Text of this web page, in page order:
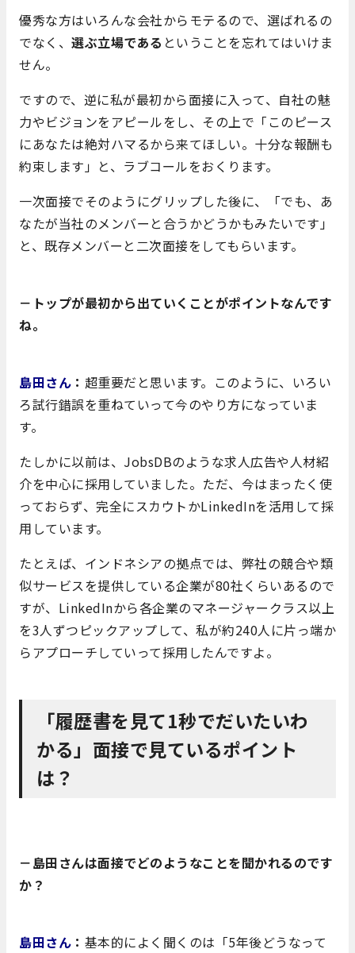
優秀な方はいろんな会社からモテるので、選ばれるの
でなく、 選ぶ立場である ということを忘れてはいけま
せん。
ですので、逆に私が最初から面接に入って、自社の魅
力やビジョンをアピールをし、その上で「このピース
にあなたは絶対ハマるから来てほしい。十分な報酬も
約束します」と、ラブコールをおくります。
一次面接でそのようにグリップした後に、「でも、あ
なたが当社のメンバーと合うかどうかもみたいです」
と、既存メンバーと二次面接をしてもらいます。
－トップが最初から出ていくことがポイントなんです
ね。
島田さん ： 超重要だと思います。このように、いろい
ろ試行錯誤を重ねていって今のやり方になっていま
す。
たしかに以前は、JobsDBのような求人広告や人材紹
介を中心に採用していました。ただ、今はまったく使
っておらず、完全にスカウトかLinkedInを活用して採
用しています。
たとえば、インドネシアの拠点では、弊社の競合や類
似サービスを提供している企業が80社くらいあるので
すが、LinkedInから各企業のマネージャークラス以上
を3人ずつピックアップして、私が約240人に片っ端か
らアプローチしていって採用したんですよ。
「履歴書を見て1秒でだいたいわ
かる」面接で見ているポイント
は？
－島田さんは面接でどのようなことを聞かれるのです
か？
島田さん ： 基本的によく聞くのは「5年後どうなって